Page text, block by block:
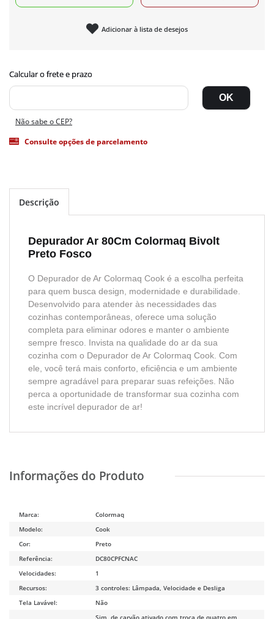
Adicionar à lista de desejos
Não sabe o CEP?
Consulte opções de parcelamento
Descrição
Depurador Ar 80Cm Colormaq Bivolt
Preto Fosco
O Depurador de Ar Colormaq Cook é a escolha perfeita
para quem busca design, modernidade e durabilidade.
Desenvolvido para atender às necessidades das
cozinhas contemporâneas, oferece uma solução
completa para eliminar odores e manter o ambiente
sempre fresco. Invista na qualidade do ar da sua
cozinha com o Depurador de Ar Colormaq Cook. Com
ele, você terá mais conforto, eficiência e um ambiente
sempre agradável para preparar suas refeições. Não
perca a oportunidade de transformar sua cozinha com
este incrível depurador de ar!
Marca:
Colormaq
Modelo:
Cook
Cor:
Preto
Referência:
DC80CPFCNAC
Velocidades:
1
Recursos:
3 controles: Lâmpada, Velocidade e Desliga
Tela Lavável:
Não
Sim, de carvão ativado com troca de quatro em